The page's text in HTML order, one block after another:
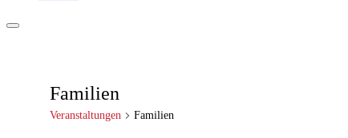
Hauptmenü
Familien
Veranstaltungen Familien